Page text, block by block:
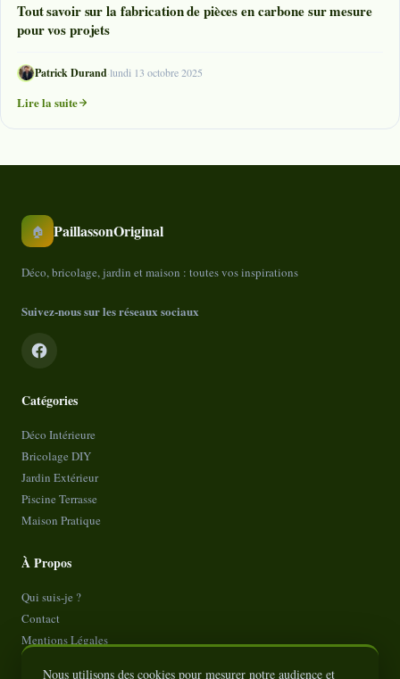
Tout savoir sur la fabrication de pièces en carbone sur mesure
pour vos projets
Patrick Durand·lundi 13 octobre 2025
Lire la suite
🏠 PaillassonOriginal
Déco, bricolage, jardin et maison : toutes vos inspirations
Suivez-nous sur les réseaux sociaux
Catégories
Déco Intérieure
Bricolage DIY
Jardin Extérieur
Piscine Terrasse
Maison Pratique
À Propos
Qui suis-je ?
Contact
Mentions Légales
Nous utilisons des cookies pour mesurer notre audience et